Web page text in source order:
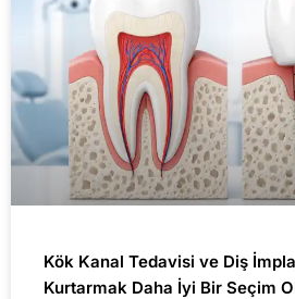
Kök Kanal Tedavisi ve Diş
Kurtarmak Daha İyi Bir Seçim